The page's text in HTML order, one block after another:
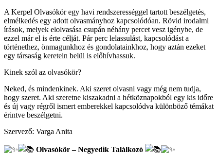
A Kerpel Olvasókör egy havi rendszerességgel tartott beszélgetés,
elmélkedés egy adott olvasmányhoz kapcsolódóan. Rövid irodalmi
írások, melyek elolvasása csupán néhány percet vesz igénybe, de
ezzel már el is érte célját. Pár perc lelassulást, kapcsolódást a
történethez, önmagunkhoz és gondolatainkhoz, hogy aztán ezeket
egy társaság keretein belül is előhívhassuk.
Kinek szól az olvasókör?
Neked, és mindenkinek. Aki szeret olvasni vagy még nem tudja,
hogy szeret. Aki szeretne kiszakadni a hétköznapokból egy kis időre
és új vagy régről ismert emberekkel kapcsolódva különböző témákat
érintve beszélgetni.
Szervező: Varga Anita
Olvasókör – Negyedik Találkozó